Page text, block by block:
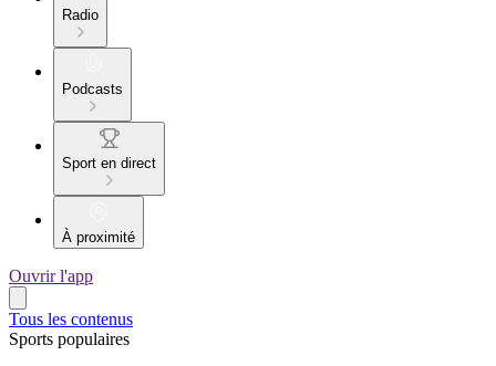
Radio
Podcasts
Sport en direct
À proximité
Ouvrir l'app
Tous les contenus
Sports populaires